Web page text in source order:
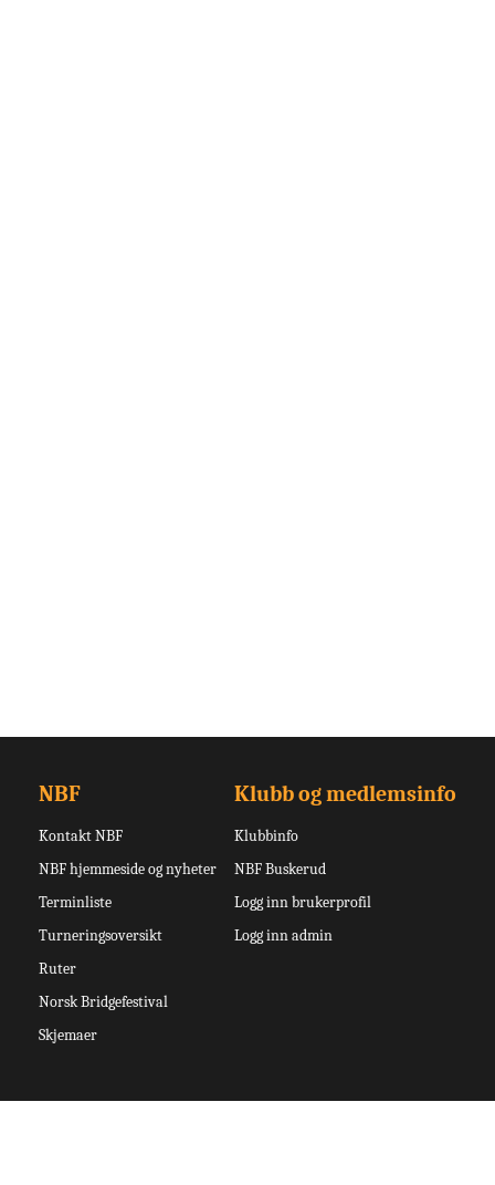
NBF
Kontakt NBF
NBF hjemmeside og nyheter
Terminliste
Turneringsoversikt
Ruter
Norsk Bridgefestival
Skjemaer
Klubb og medlemsinfo
Klubbinfo
NBF Buskerud
Logg inn brukerprofil
Logg inn admin